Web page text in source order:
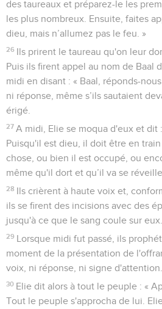
m'enlever la vie. »
11 L'Eternel dit : « Sors et tiens-toi
l'Eternel, et l’Eternel va passer ! »
vent fort et violent qui déchirait les
rochers ; l'Eternel n'était pas dans le
eut un tremblement de terre ;
tremblement de terre.
12 Après le tremblement de terre, il y
n'était pas dans le feu. Après le feu,
doux et léger.
13 Quand il l'entendit, Elie
manteau, sortit et se tint à l'entrée
qu’une voix lui fit entendre ces
Elie ? »
14 Il répondit : « J'ai déployé tout
Dieu de l’univers. En effet, les
alliance, ils ont démoli tes autels et
l'épée. Je suis resté, moi seul, et ils
vie. »
15 L'Eternel lui dit : « Vas-y, poursuis